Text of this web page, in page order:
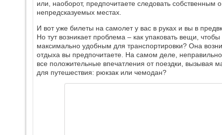
или, наоборот, предпочитаете следовать
непредсказуемых местах.
И вот уже билеты на самолет у вас в руках и вы в
Но тут возникает проблема – как упаковать вещи,
максимально удобным для транспортировки? Она
отдыха вы предпочитаете. На самом деле,
все положительные впечатления от поездки, вызывая
для путешествия: рюкзак или чемодан?